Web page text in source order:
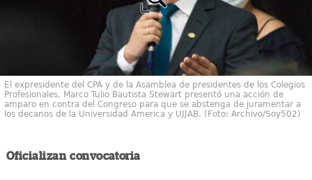
El expresidente del CPA y de la Asamblea de presidentes de los Colegios
Profesionales, Marco Tulio Bautista Stewart presentó una acción de
amparo en contra del Congreso para que se abstenga de juramentar a
los decanos de la Universidad America y UJJAB. (Foto: Archivo/Soy502)
Oficializan convocatoria